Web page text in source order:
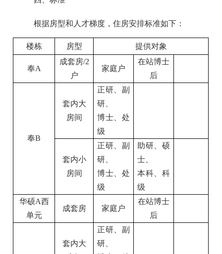
根据房型和人才梯度，住房安排标准如下：
楼栋 房型 提供对象
奉A
成套房/2
户
家庭户
在站博士
后
奉B
套内大
房间
正研、副
研、
博士、处
级
套内小
房间
正研、副
研、
博士、处
级
助研、硕
士、
本科、科
级
华硕A西
单元
成套房 家庭户
在站博士
后
套内大
正研、副
研、